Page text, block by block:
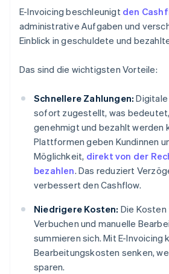
E-Invoicing beschleunigt den
administrative Aufgaben und
Einblick in geschuldete und
Das sind die wichtigsten Vorteile:
Schnellere Zahlungen:
sofort zugestellt, was
genehmigt und bezahlt werden
Plattformen geben Kundinnen
Möglichkeit, direkt von der
bezahlen. Das reduziert
verbessert den Cashflow.
Niedrigere Kosten: Die
Verbuchen und manuelle
summieren sich. Mit E-Invoicing
Bearbeitungskosten senken,
sparen.